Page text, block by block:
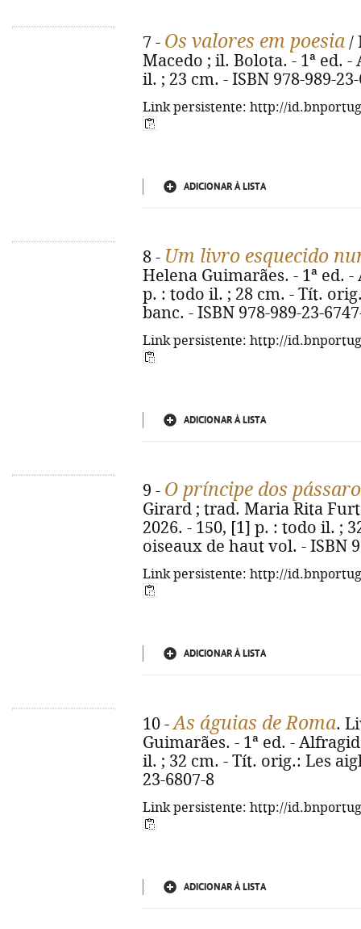
7 - Os valores em poesia /
Macedo ; il. Bolota. - 1ª ed. -
il. ; 23 cm. - ISBN 978-989-
Link persistente: http://
ADICIONAR À LISTA
8 - Um livro esquecido
Helena Guimarães. - 1ª ed.
p. : todo il. ; 28 cm. - Tít.
banc. - ISBN 978-989-23-
Link persistente: http://
ADICIONAR À LISTA
9 - O príncipe dos
Girard ; trad. Maria Rita
2026. - 150, [1] p. : todo il. ;
oiseaux de haut vol. - ISBN
Link persistente: http://
ADICIONAR À LISTA
10 -As águias de Roma.
Guimarães. - 1ª ed. -
il. ; 32 cm. - Tít. orig.: Les
23-6807-8
Link persistente: http://
ADICIONAR À LISTA